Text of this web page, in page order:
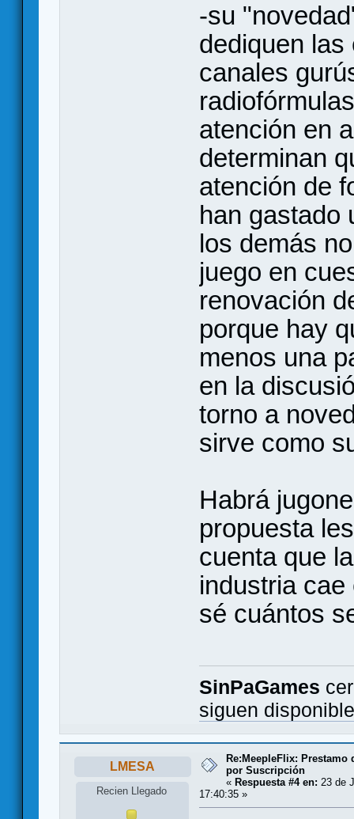
-su
dediquen
canales
atención en
determinan
atención de
han gastado
los demás
juego en
renovación
porque hay
menos una
en la
torno a
sirve como
Habrá
propuesta
cuenta que
industria
sé cuántos
SinPaGames
siguen
LMESA
Recien Llegado
Re:MeepleFlix: Prestamo
por Suscripción
« Respuesta #4 en: 23 de
17:40:35 »